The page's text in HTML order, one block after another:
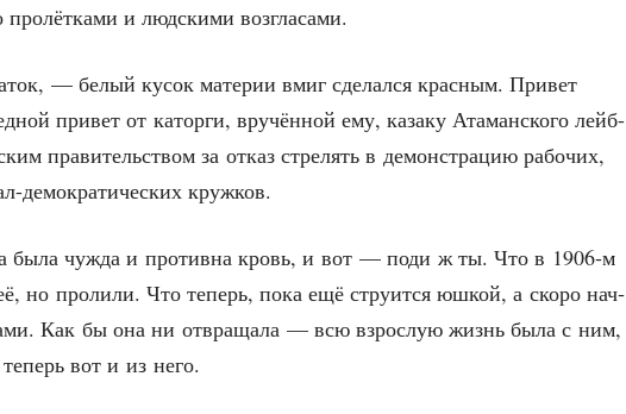
про­лёт­ка­ми и люд­ски­ми возгласами.
— белый кусок мате­рии вмиг сде­лал­ся крас­ным. При­вет
при­вет от катор­ги, вру­чён­ной ему, каза­ку Ата­ман­ско­го лейб-
пра­ви­тель­ством за отказ стре­лять в демон­стра­цию рабо­чих,
демо­кра­ти­че­ских кружков.
была чуж­да и про­тив­на кровь, и вот — поди ж ты. Что в 1906‑м
но про­ли­ли. Что теперь, пока ещё стру­ит­ся юшкой, а ско­ро нач­
Как бы она ни отвра­ща­ла — всю взрос­лую жизнь была с ним,
вот и из него.